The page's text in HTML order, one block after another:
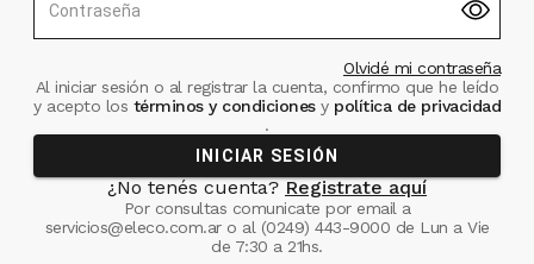
Contraseña
Olvidé mi contraseña
Al iniciar sesión o al registrar la cuenta, confirmo que he leído
y acepto los términos y condiciones ypolítica de privacidad
.
INICIAR SESIÓN
¿No tenés cuenta? Registrate aquí
Por consultas comunicate por email a
servicios@eleco.com.aro al (0249) 443-9000 de Lun a Vie
de 7:30 a 21hs.